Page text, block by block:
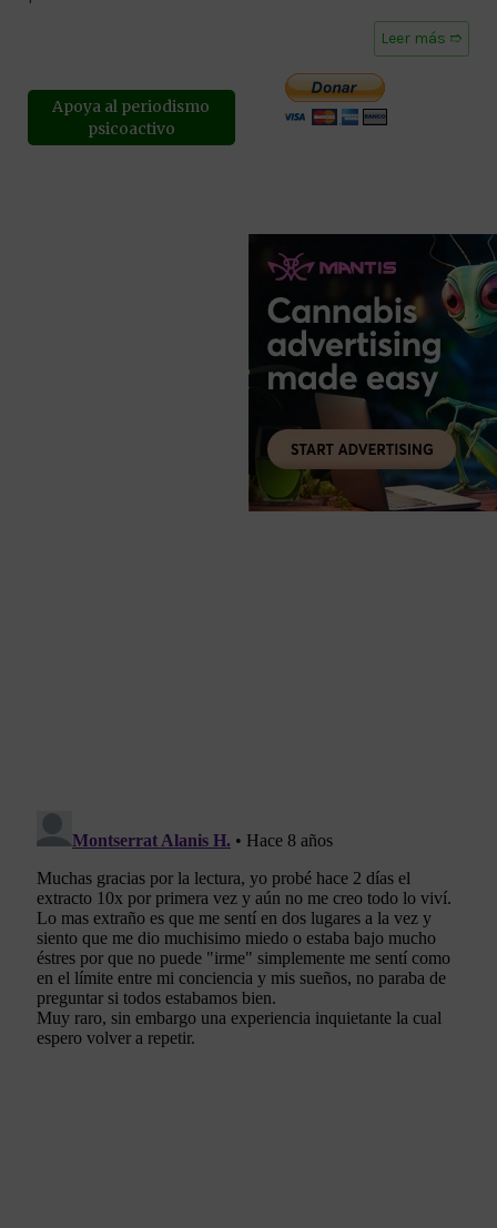
Leer más ➱
Apoya al periodismo
psicoactivo